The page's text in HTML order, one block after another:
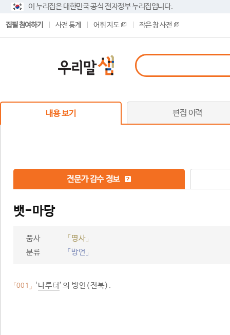
이 누리집은 대한민국 공식 전자정부 누리집입니다.
집필 참여하기 사전 통계 어휘 지도 작은 창 사전
내용 보기 편집 이력
전문가 감수 정보
뱃-마당
품사
「명사」
분류
「방언」
「001」 ‘나루터’의 방언(전북).